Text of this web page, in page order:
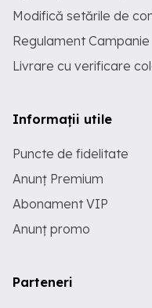
Modifică setările de
Regulament Campanie
Livrare cu verificare
Informații utile
Puncte de fidelitate
Anunț Premium
Abonament VIP
Anunț promo
Parteneri